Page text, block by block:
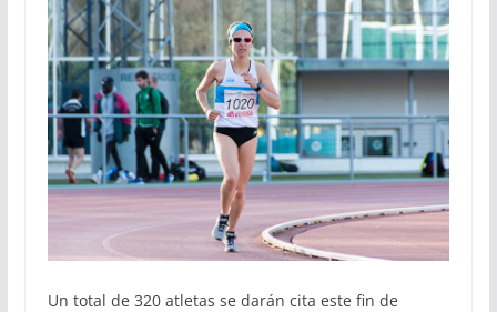
Un total de 320 atletas se darán cita este fin de